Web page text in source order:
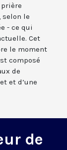
selon le
- ce qui
Cet
le moment
composé
de
et d’une
de